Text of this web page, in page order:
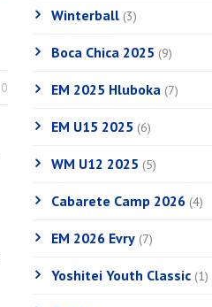
0
Winterball (3)
Boca Chica 2025 (9)
EM 2025 Hluboka (7)
EM U15 2025 (6)
WM U12 2025 (5)
Cabarete Camp 2026 (4)
EM 2026 Evry (7)
Yoshitei Youth Classic (1)